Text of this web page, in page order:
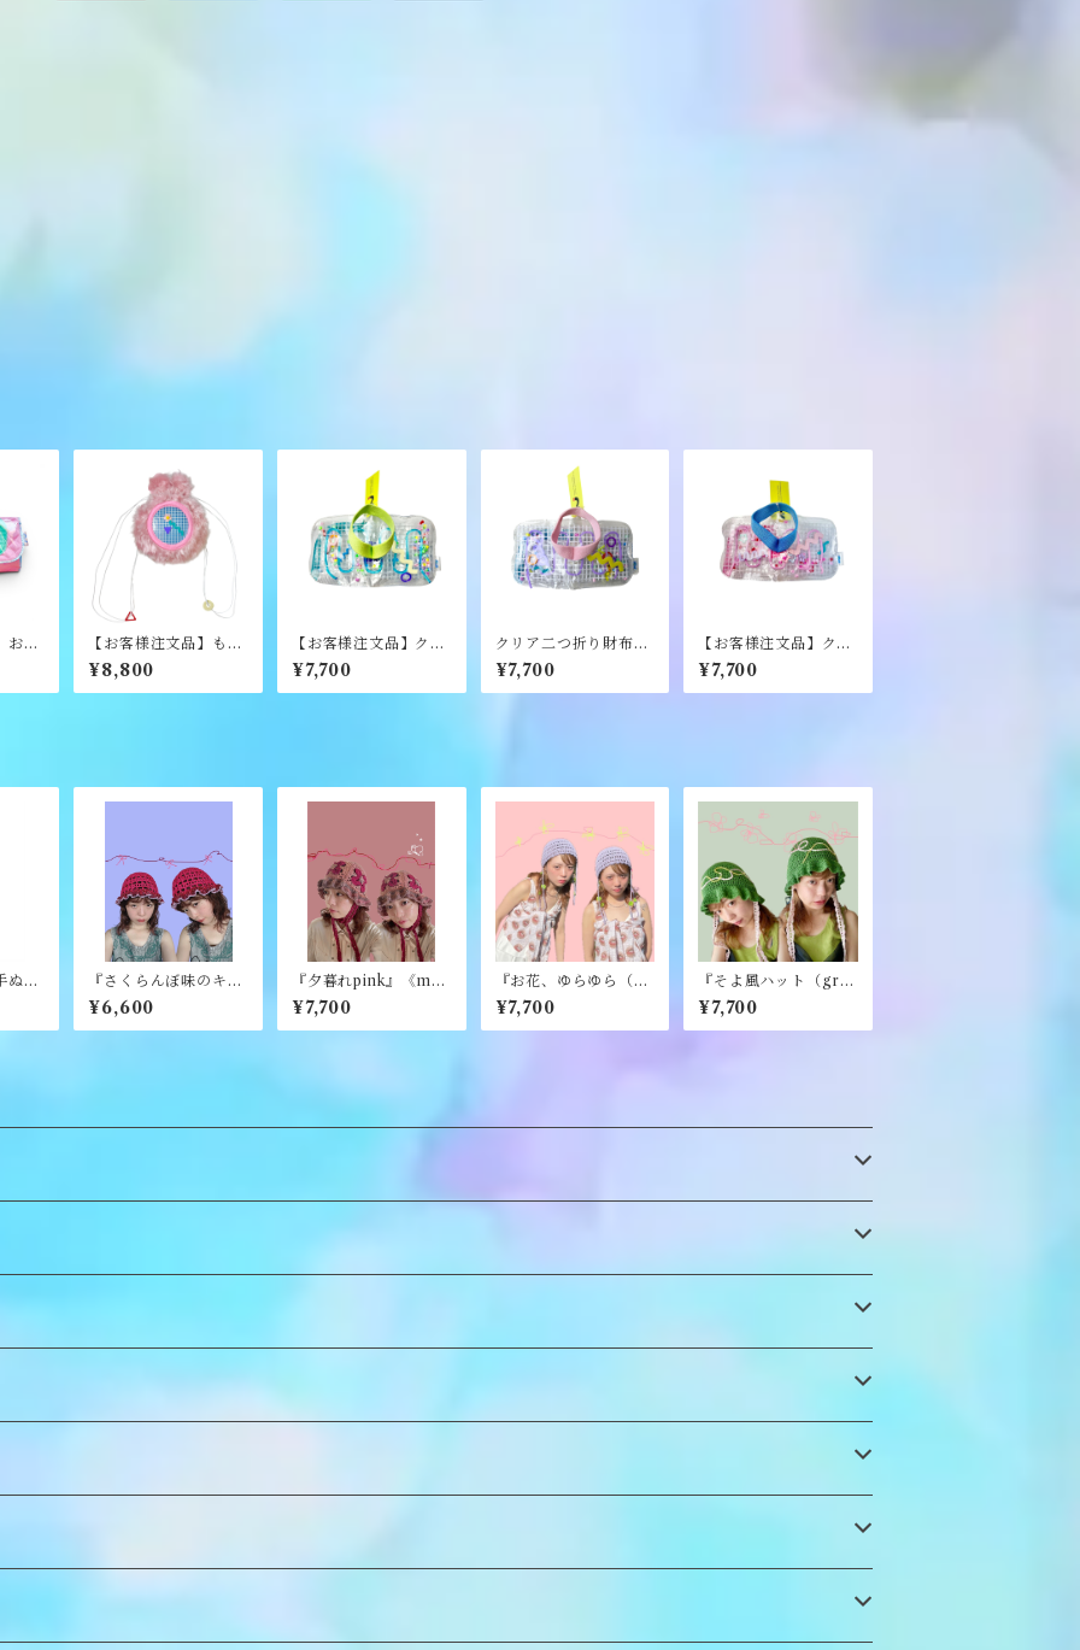
お花
【お客様注文品】もこ
もこまる窓リュック
《NEO》
¥8,800
【お客様注文品】クリ
ア二つ折り財布《NE
O》
¥7,700
クリア二つ折り財布
《NEO》
¥7,700
【お客様注文品】クリ
ア二つ折り財布《NE
O》
¥7,700
ぬぐ
『さくらんぼ味のキャ
ンディハット』《mer
ry yarn》
¥6,600
『夕暮れpink』《mer
ry yarn》
¥7,700
『お花、ゆらゆら（gr
een purple）』《me
rry yarn》
¥7,700
『そよ風ハット（gre
en）』《merry yar
n》
¥7,700